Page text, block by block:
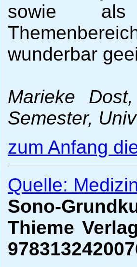
sowie als
wunderbar
Marieke
Semester,
zum Anfang
Quelle:
Sono-
Thieme